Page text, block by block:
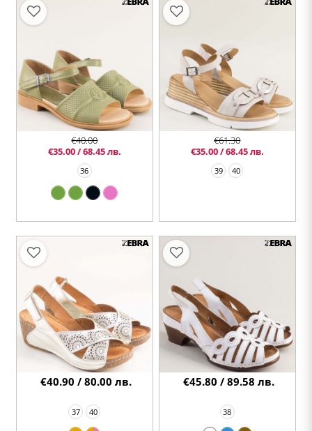
36
€40.00
€35.00 / 68.45 лв.
39 40
€61.30
€35.00 / 68.45 лв.
37 40
€40.90 / 80.00 лв.
38
€45.80 / 89.58 лв.